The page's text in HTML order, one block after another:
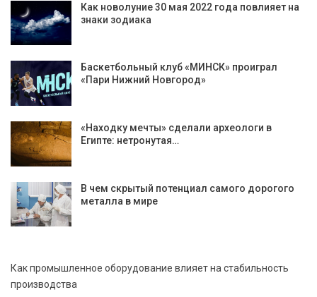
Как новолуние 30 мая 2022 года повлияет на
знаки зодиака
Баскетбольный клуб «МИНСК» проиграл
«Пари Нижний Новгород»
«Находку мечты» сделали археологи в
Египте: нетронутая…
В чем скрытый потенциал самого дорогого
металла в мире
Как промышленное оборудование влияет на стабильность
производства